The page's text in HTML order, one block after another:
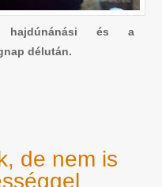
hajdúnánási és a
délután.
de nem is